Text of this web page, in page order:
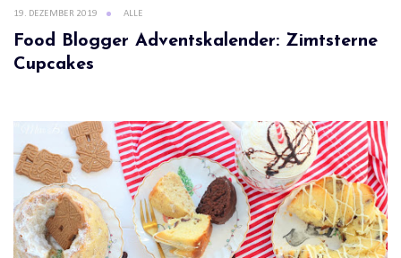
19. DEZEMBER 2019 ALLE
Food Blogger Adventskalender: Zimtsterne
Cupcakes